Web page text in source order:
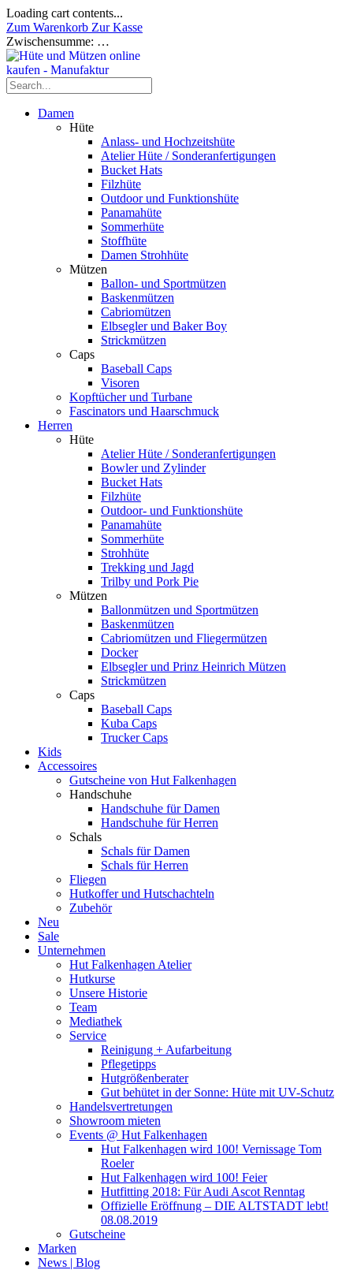
Loading cart contents...
Zum Warenkorb Zur Kasse
Zwischensumme: …
Damen
Hüte
Anlass- und Hochzeitshüte
Atelier Hüte / Sonderanfertigungen
Bucket Hats
Filzhüte
Outdoor und Funktionshüte
Panamahüte
Sommerhüte
Stoffhüte
Damen Strohhüte
Mützen
Ballon- und Sportmützen
Baskenmützen
Cabriomützen
Elbsegler und Baker Boy
Strickmützen
Caps
Baseball Caps
Visoren
Kopftücher und Turbane
Fascinators und Haarschmuck
Herren
Hüte
Atelier Hüte / Sonderanfertigungen
Bowler und Zylinder
Bucket Hats
Filzhüte
Outdoor- und Funktionshüte
Panamahüte
Sommerhüte
Strohhüte
Trekking und Jagd
Trilby und Pork Pie
Mützen
Ballonmützen und Sportmützen
Baskenmützen
Cabriomützen und Fliegermützen
Docker
Elbsegler und Prinz Heinrich Mützen
Strickmützen
Caps
Baseball Caps
Kuba Caps
Trucker Caps
Kids
Accessoires
Gutscheine von Hut Falkenhagen
Handschuhe
Handschuhe für Damen
Handschuhe für Herren
Schals
Schals für Damen
Schals für Herren
Fliegen
Hutkoffer und Hutschachteln
Zubehör
Neu
Sale
Unternehmen
Hut Falkenhagen Atelier
Hutkurse
Unsere Historie
Team
Mediathek
Service
Reinigung + Aufarbeitung
Pflegetipps
Hutgrößenberater
Gut behütet in der Sonne: Hüte mit UV-Schutz
Handelsvertretungen
Showroom mieten
Events @ Hut Falkenhagen
Hut Falkenhagen wird 100! Vernissage Tom
Roeler
Hut Falkenhagen wird 100! Feier
Hutfitting 2018: Für Audi Ascot Renntag
Offizielle Eröffnung – DIE ALTSTADT lebt!
08.08.2019
Gutscheine
Marken
News | Blog